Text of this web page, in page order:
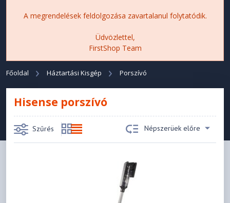
A megrendelések feldolgozása zavartalanul folytatódik.
Üdvözlettel,
FirstShop Team
Főoldal Háztartási Kisgép Porszívó
Hisense porszívó
Szűrés Népszerüek előre